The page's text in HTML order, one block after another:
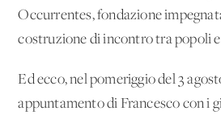
Occurrentes, fondazione
costruzione di incontro tra popoli
Ed ecco, nel pomeriggio del 3
appuntamento di Francesco con i